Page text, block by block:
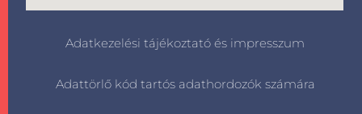
Adatkezelési tájékoztató és impresszum
Adattörlő kód tartós adathordozók számára